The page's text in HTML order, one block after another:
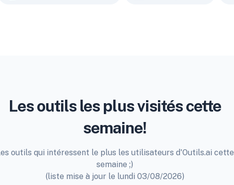
Les outils les plus visités cette
semaine!
outils qui intéressent le plus les utilisateurs d'Outils.ai cette
semaine ;)
(liste mise à jour le lundi 03/08/2026)